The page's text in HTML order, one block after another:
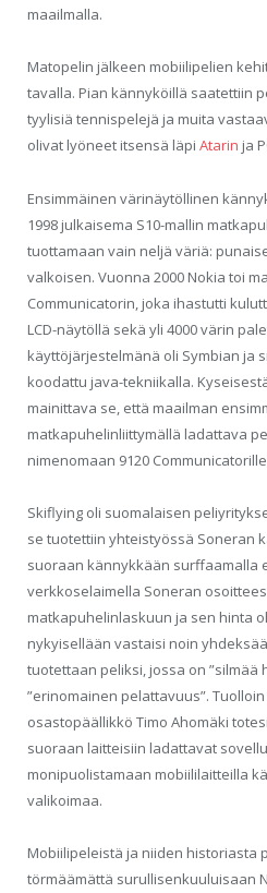
maailmalla.
Matopelin jälkeen mobiilipelien
tavalla. Pian kännyköillä saatettiin
tyylisiä tennispelejä ja muita
olivat lyöneet itsensä läpi Atarin ja
Ensimmäinen värinäytöllinen
1998 julkaisema S10-mallin
tuottamaan vain neljä väriä:
valkoisen. Vuonna 2000 Nokia toi
Communicatorin, joka ihastutti
LCD-näytöllä sekä yli 4000 värin
käyttöjärjestelmänä oli Symbian ja
koodattu java-tekniikalla.
mainittava se, että maailman
matkapuhelinliittymällä ladattava
nimenomaan 9120
Skiflying oli suomalaisen
se tuotettiin yhteistyössä Soneran
suoraan kännykkään surffaamalla
verkkoselaimella Soneran
matkapuhelinlaskuun ja sen hinta
nykyisellään vastaisi noin
tuotettaan peliksi, jossa on ”silmää
”erinomainen pelattavuus”.
osastopäällikkö Timo Ahomäki
suoraan laitteisiin ladattavat
monipuolistamaan mobiililaitteilla
valikoimaa.
Mobiilipeleistä ja niiden historiasta
törmäämättä surullisenkuuluisaan